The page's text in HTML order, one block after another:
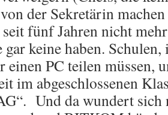
der Sekretärin
fünf Jahren nicht
keine haben.
einen PC teilen müssen,
im abgeschlossenen
Und da wundert sich